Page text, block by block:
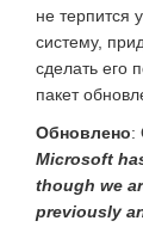
не терпится
систему,
сделать его
пакет
Обновлено:
Microsoft
though we
previously